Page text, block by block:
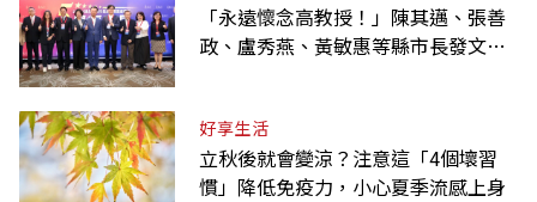
「永遠懷念高教授！」陳其邁、張善
政、盧秀燕、黃敏惠等縣市長發文弔
好享生活
立秋後就會變涼？注意這「4個壞習
慣」降低免疫力，小心夏季流感上身